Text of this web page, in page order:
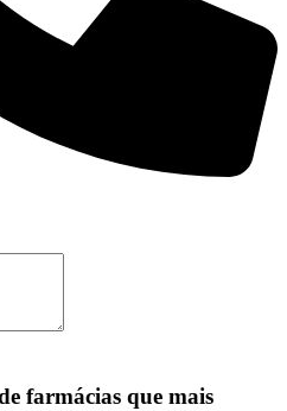
farmácias que mais